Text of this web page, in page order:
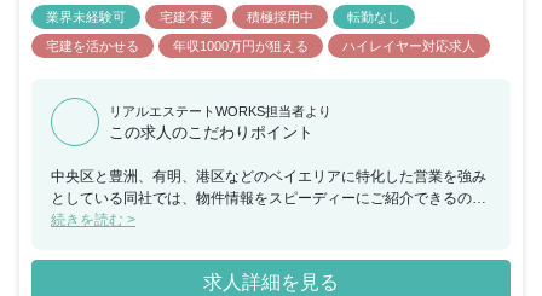
業界未経験可 宅建不要 積極採用中
転勤なし
宅建を活かせる
年収1000万円が狙える ハイレイヤー対応求人
リアルエステートWORKS担当者より
この求人のこだわりポイント
中央区と豊洲、有明、港区などのベイエリアに特化した営業を強み
としている同社では、物件情報をスピーディーにご紹介できるのが
特徴です。 仲介営業部の事業責任者としして、これまでの経験を活
不動産業界外で活躍していた方を歓迎いたします。 オンオフしっか
り分けて働きやすいのも魅力です！
続きを読む >
求人詳細を見る